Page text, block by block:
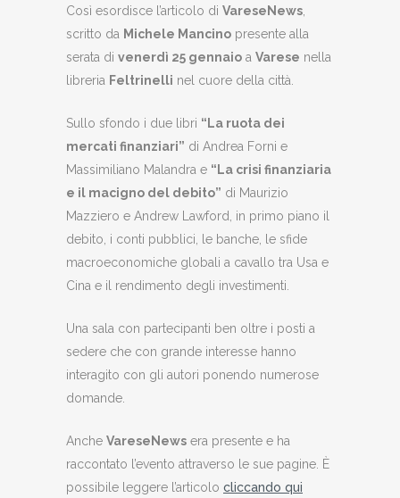
Così esordisce l’articolo di VareseNews,
scritto da Michele Mancino presente alla
serata di venerdì 25 gennaio a Varese nella
libreria Feltrinelli nel cuore della città.
Sullo sfondo i due libri “La ruota dei
mercati finanziari” di Andrea Forni e
Massimiliano Malandra e “La crisi finanziaria
e il macigno del debito” di Maurizio
Mazziero e Andrew Lawford, in primo piano il
debito, i conti pubblici, le banche, le sfide
macroeconomiche globali a cavallo tra Usa e
Cina e il rendimento degli investimenti.
Una sala con partecipanti ben oltre i posti a
sedere che con grande interesse hanno
interagito con gli autori ponendo numerose
domande.
Anche VareseNews era presente e ha
raccontato l’evento attraverso le sue pagine. È
possibile leggere l’articolo cliccando qui